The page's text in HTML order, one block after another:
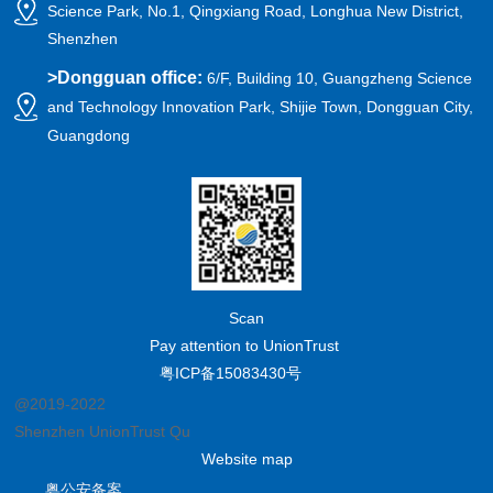
Science Park, No.1, Qingxiang Road, Longhua New District,
Shenzhen
>Dongguan office:6/F, Building 10, Guangzheng Science
and Technology Innovation Park, Shijie Town, Dongguan City,
Guangdong
Scan
Pay attention to UnionTrust
粤ICP备15083430号
@2019-2022
Shenzhen UnionTrust Quality and Technology Co., Ltd.
Website map